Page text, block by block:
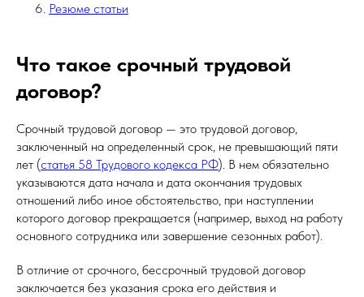
Резюме статьи
Что такое срочный трудовой
договор?
Срочный трудовой договор — это трудовой договор,
заключенный на определенный срок, не превышающий пяти
лет (статья 58 Трудового кодекса РФ). В нем обязательно
указываются дата начала и дата окончания трудовых
отношений либо иное обстоятельство, при наступлении
которого договор прекращается (например, выход на работу
основного сотрудника или завершение сезонных работ).
В отличие от срочного, бессрочный трудовой договор
заключается без указания срока его действия и